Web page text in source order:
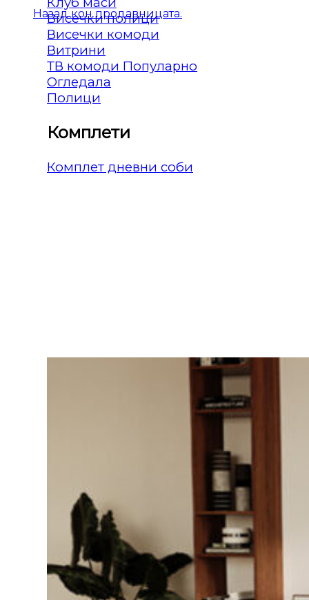
Назад кон продавницата.
Висечки полици
Висечки комоди
Витрини
ТВ комоди
Огледала
Полици
Комплети
Комплет дневни соби